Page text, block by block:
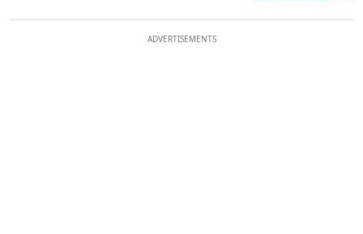
ADVERTISEMENTS